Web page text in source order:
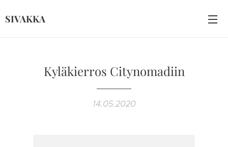
SIVAKKA
Kyläkierros Citynomadiin
14.05.2020